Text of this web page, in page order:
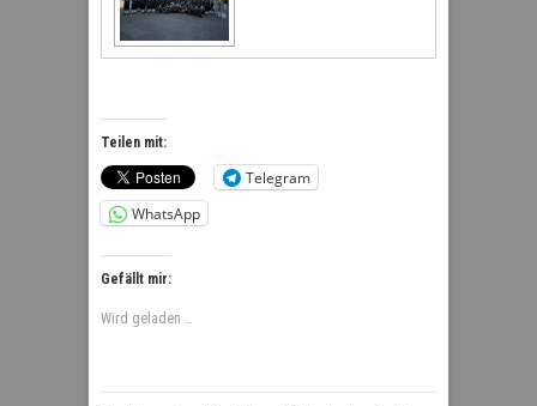
Teilen mit:
Telegram
WhatsApp
Gefällt mir:
Wird geladen …